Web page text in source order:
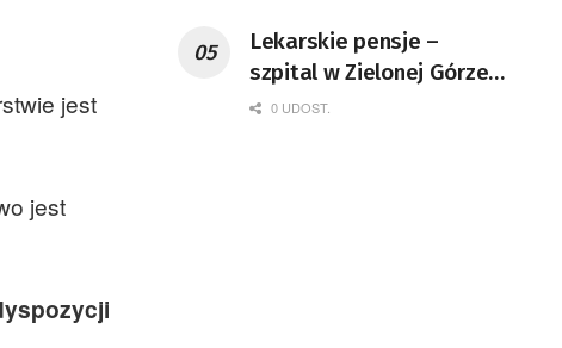
jest
jest
Lekarskie pensje –
szpital w Zielonej Górze
podaje dane
0 UDOST.